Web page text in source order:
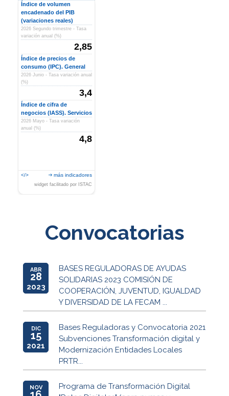
Índice de volumen
encadenado del PIB
(variaciones reales)
2026 Segundo trimestre - Tasa
variación anual (%)
2,85
Índice de precios de
consumo (IPC). General
2026 Junio - Tasa variación anual
(%)
3,4
Índice de cifra de
negocios (IASS). Servicios
2026 Mayo - Tasa variación
anual (%)
4,8
</> más indicadores
widget facilitado por ISTAC
Convocatorias
ABR
28
2023
BASES REGULADORAS DE AYUDAS
SOLIDARIAS 2023 COMISIÓN DE
COOPERACIÓN, JUVENTUD, IGUALDAD
Y DIVERSIDAD DE LA FECAM ...
DIC
15
2021
Bases Reguladoras y Convocatoria 2021
Subvenciones Transformación digital y
Modernización Entidades Locales
PRTR...
NOV
Programa de Transformación Digital